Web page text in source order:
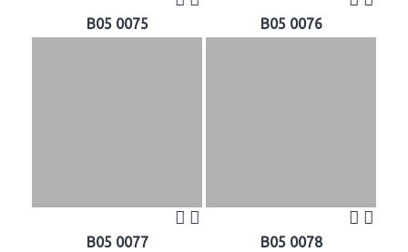
B05 0075 B05 0076
B05 0077 B05 0078